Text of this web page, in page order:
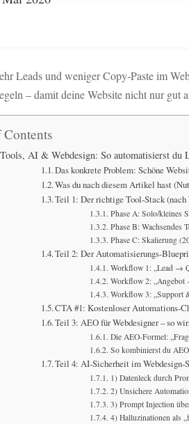
Leads und weniger Copy-Paste im
– damit deine Website nicht nur gut
Tools, AI & Webdesign: So automatisierst du
Das konkrete Problem: Schöne
Was du nach diesem Artikel hast
Teil 1: Der richtige Tool-Stack (nach
Phase A: Solo/kleines
Phase B: Wachsendes
Phase C: Skalierung
Teil 2: Der Automatisierungs-
Workflow 1: „Lead →
Workflow 2:
Workflow 3: „Support
CTA #1: Kostenloser Automations-
Teil 3: AEO für Webdesigner – so
Die AEO-Formel:
So kombinierst du
Teil 4: AI-Sicherheit im Webdesign-
1) Datenleck durch
2) Unsichere
3) Prompt Injection
4) Halluzinationen als